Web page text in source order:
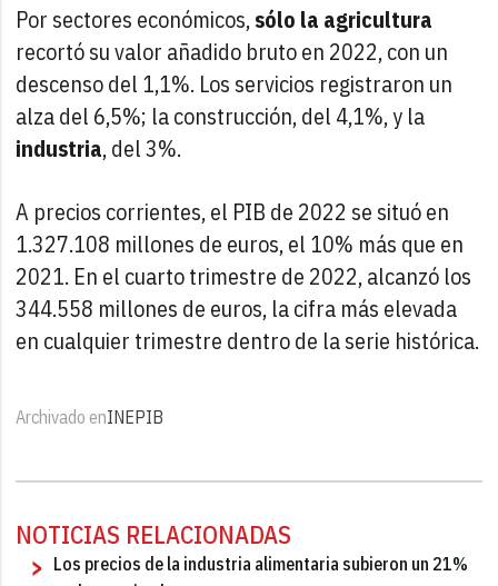
Por sectores económicos,sólo la agricultura
recortó su valor añadido bruto en 2022, con un
descenso del 1,1%. Los servicios registraron un
alza del 6,5%; la construcción, del 4,1%, y la
industria, del 3%.
A precios corrientes, el PIB de 2022 se situó en
1.327.108 millones de euros, el 10% más que en
2021. En el cuarto trimestre de 2022, alcanzó los
344.558 millones de euros, la cifra más elevada
en cualquier trimestre dentro de la serie histórica.
Archivado enINEPIB
NOTICIAS RELACIONADAS
Los precios de la industria alimentaria subieron un 21%